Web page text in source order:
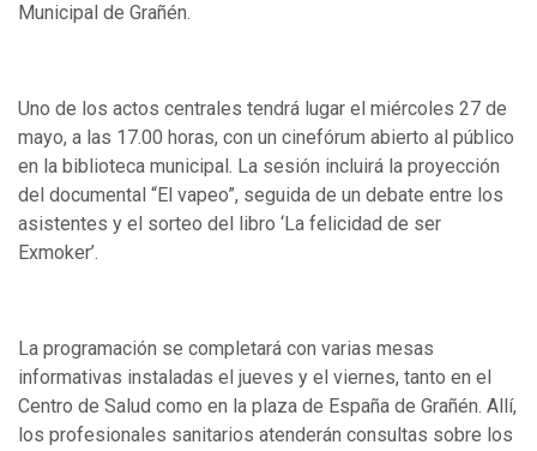
Municipal de Grañén.
Uno de los actos centrales tendrá lugar el miércoles 27 de
mayo, a las 17.00 horas, con un cinefórum abierto al público
en la biblioteca municipal. La sesión incluirá la proyección
del documental “El vapeo”, seguida de un debate entre los
asistentes y el sorteo del libro ‘La felicidad de ser
Exmoker’.
La programación se completará con varias mesas
informativas instaladas el jueves y el viernes, tanto en el
Centro de Salud como en la plaza de España de Grañén. Allí,
los profesionales sanitarios atenderán consultas sobre los